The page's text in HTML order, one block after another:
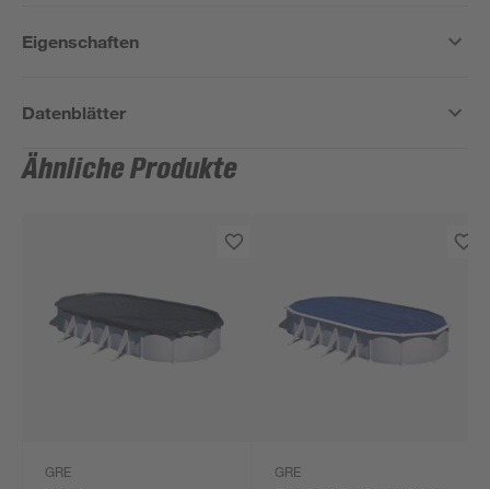
Eigenschaften
Datenblätter
Ähnliche Produkte
GRE GRE